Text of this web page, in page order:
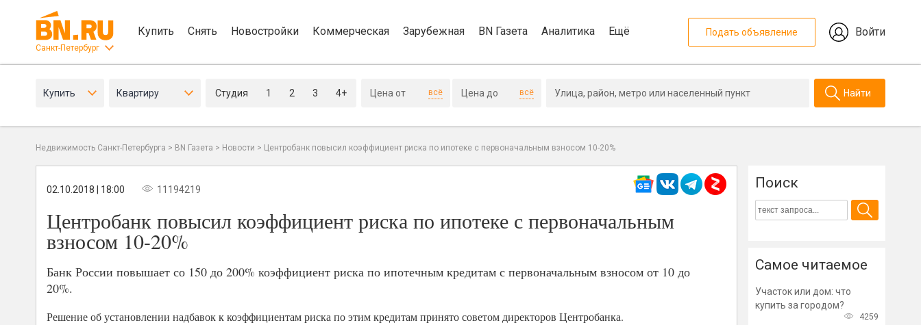
Санкт-Петербург
Купить Снять Новостройки Коммерческая Зарубежная BN Газета Аналитика Ещё Подать объявление Войти
Купить Квартиру Студия 1 2 3 4+ всё всё Найти
Недвижимость Санкт-Петербурга > BN Газета > Новости > Центробанк повысил коэффициент риска по ипотеке с первоначальным взносом 10-20%
02.10.2018 | 18:00 11194219
Центробанк повысил коэффициент риска по ипотеке с первоначальным
взносом 10-20%
Банк России повышает со 150 до 200% коэффициент риска по ипотечным кредитам с первоначальным взносом от 10 до
20%.
Решение об установлении надбавок к коэффициентам риска по этим кредитам принято советом директоров Центробанка.
Поиск
Самое читаемое
Участок или дом: что
купить за городом?
4259